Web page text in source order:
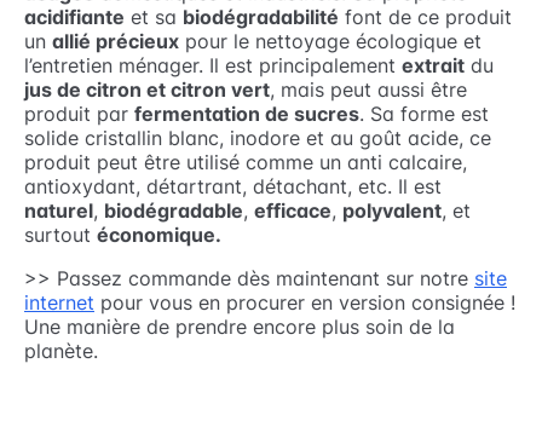
acidifiante et sa biodégradabilité font de ce produit
un allié précieux pour le nettoyage écologique et
l’entretien ménager. Il est principalement extrait du
jus de citron et citron vert, mais peut aussi être
produit par fermentation de sucres. Sa forme est
solide cristallin blanc, inodore et au goût acide, ce
produit peut être utilisé comme un anti calcaire,
antioxydant, détartrant, détachant, etc. Il est
naturel, biodégradable, efficace, polyvalent, et
surtout économique.
>> Passez commande dès maintenant sur notre site
internet pour vous en procurer en version consignée !
Une manière de prendre encore plus soin de la
planète.